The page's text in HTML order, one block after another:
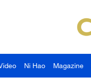
Ni Hao Magazine